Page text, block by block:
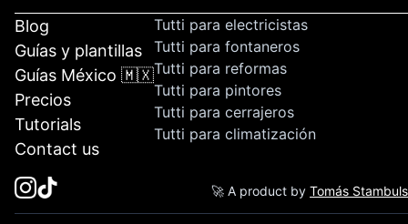
Blog
Guías y plantillas
Guías México 🇲🇽
Precios
Tutorials
Contact us
Tutti para electricistas
Tutti para fontaneros
Tutti para reformas
Tutti para pintores
Tutti para cerrajeros
Tutti para climatización
🚀 A product by Tomás